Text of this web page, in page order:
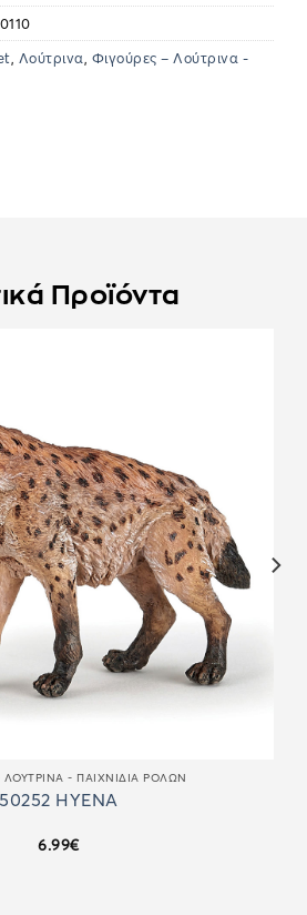
Λούτρινα Φιγούρες – Λούτρινα -
Προϊόντα
ΛΟΎΤΡΙΝΑ - ΠΑΙΧΝΊΔΙΑ ΡΌΛΩΝ
50252 HYENA
6.99€